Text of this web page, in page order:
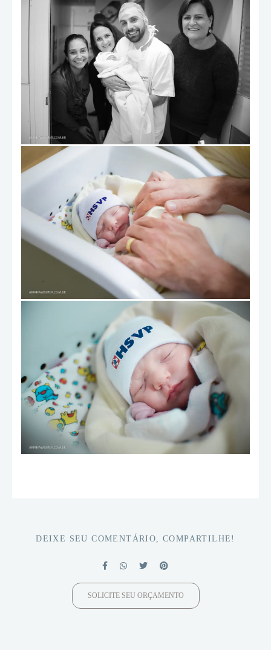
DEIXE SEU COMENTÁRIO, COMPARTILHE!
SOLICITE SEU ORÇAMENTO